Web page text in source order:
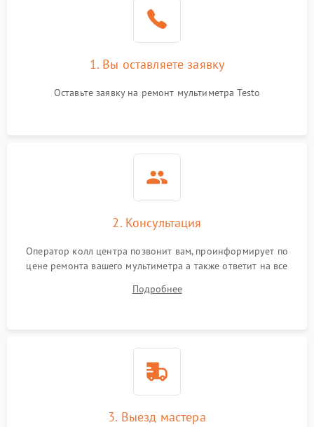
1000 ₽
температурного датчика
1500 ₽ Подробнее →
1500 ₽
1000 ₽
от перегрузок
1000 ₽ Подробнее →
1. Вы оставляете заявку
Оставьте заявку на ремонт мультиметра Testo
2. Консультация
Оператор колл центра позвонит вам, проинформирует по
цене ремонта вашего мультиметра а также ответит на все
Подробнее
3. Выезд мастера